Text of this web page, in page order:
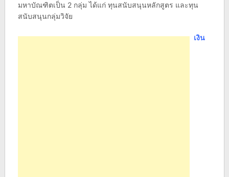
มหาบัณฑิตเป็น 2 กลุ่ม ได้แก่ ทุนสนับสนุนหลักสูตร และทุน
สนับสนุนกลุ่มวิจัย
เงิน